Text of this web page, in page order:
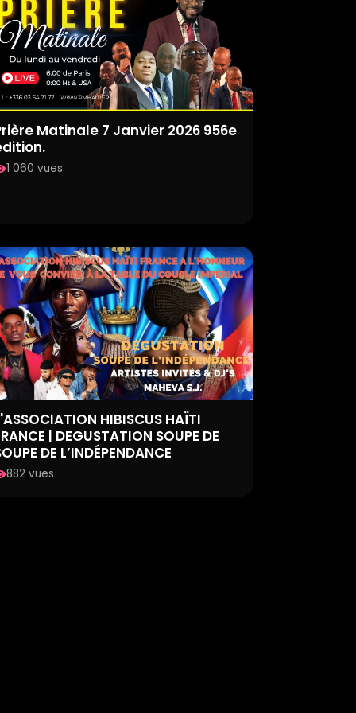
Matinale 7 Janvier 2026 956e
1 060 vues
HIBISCUS HAÏTI
| DEGUSTATION SOUPE DE
DE L’INDÉPENDANCE
882 vues